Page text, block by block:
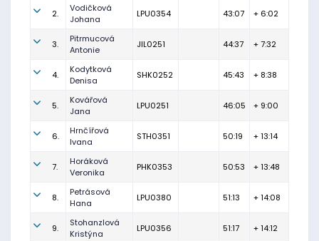
2.
Vodičková
Johana
LPU0354 43:07 + 6:02
3.
Pitrmucová
Antonie
JIL0251 44:37 + 7:32
4.
Kodytková
Denisa
SHK0252 45:43 + 8:38
5.
Kovářová
Jana
LPU0251 46:05 + 9:00
6.
Hrnčířová
Ivana
STH0351 50:19 + 13:14
7.
Horáková
Veronika
PHK0353 50:53 + 13:48
8.
Petrásová
Hana
LPU0380 51:13 + 14:08
9.
Stohanzlová
Kristýna
LPU0356 51:17 + 14:12